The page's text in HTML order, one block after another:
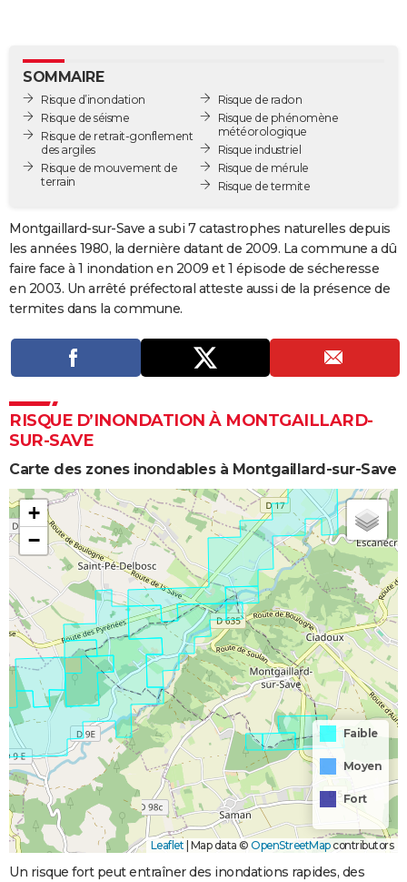
GUIDES D'ACHAT
BONS PLANS
CARTE DE VOEUX
Carte de Noël
Carte Bonne année
Carte Saint-Valentin
Carte Pâques
Carte d'anniversaire
DICTIONNAIRE
COPAINS D'AVANT
S'inscrire
Se connecter
Lycées
Collèges
Primaires
Universités
Entreprises
Service militaire
Avis de recherche
AVIS DE DÉCÈS
FORUM
SOMMAIRE
Risque d’inondation
Risque de séisme
Risque de retrait-gonflement
des argiles
Risque de mouvement de
terrain
Risque de radon
Risque de phénomène
météorologique
Risque industriel
Risque de mérule
Risque de termite
Montgaillard-sur-Save a subi 7 catastrophes naturelles depuis
les années 1980, la dernière datant de 2009. La commune a dû
faire face à 1 inondation en 2009 et 1 épisode de sécheresse
en 2003. Un arrêté préfectoral atteste aussi de la présence de
termites dans la commune.
RISQUE D’INONDATION À MONTGAILLARD-
SUR-SAVE
Carte des zones inondables à Montgaillard-sur-Save
+
−
Faible
Moyen
Fort
Leaflet | Map data © OpenStreetMapcontributors
Un risque fort peut entraîner des inondations rapides, des